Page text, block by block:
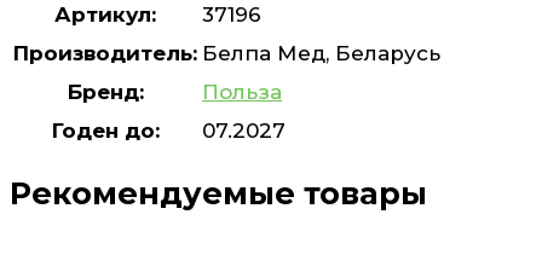
Артикул:
37196
Производитель: Белпа Мед, Беларусь
Бренд:
Польза
Годен до:
07.2027
Рекомендуемые товары